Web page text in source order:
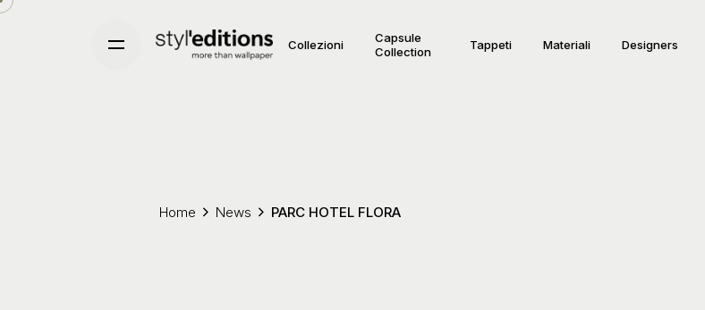
Skip
Collezioni
Capsule
Collection
Tappeti Materiali Designers
Home News PARC HOTEL FLORA